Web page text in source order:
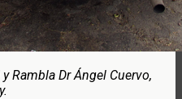
Rambla Dr Ángel Cuervo,